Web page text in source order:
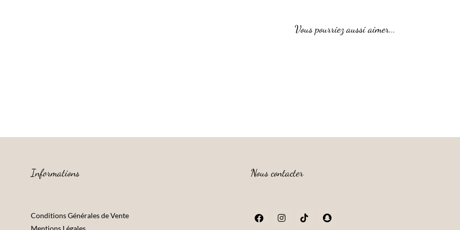
Vous pourriez aussi aimer...
Informations
Conditions Générales de Vente
Nous contacter